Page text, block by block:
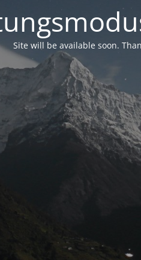
Site will be available soon.